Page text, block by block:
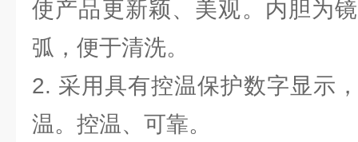
使产品更新颖、美观。内胆为
弧，便于清洗。
2. 采用具有控温保护数字显示
温。控温、可靠。